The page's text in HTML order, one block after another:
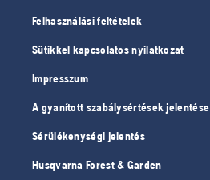
Felhasználási feltételek
Sütikkel kapcsolatos nyilatkozat
Impresszum
A gyanított szabálysértések jelentése
Sérülékenységi jelentés
Husqvarna Forest & Garden